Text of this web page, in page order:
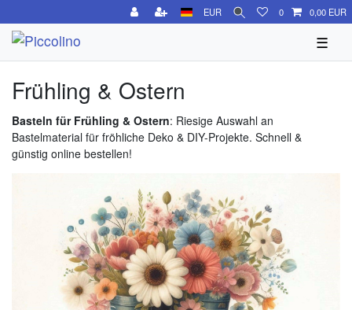
EUR 0 0,00 EUR
☰
Frühling & Ostern
Basteln für Frühling & Ostern: Riesige Auswahl an
Bastelmaterial für fröhliche Deko & DIY-Projekte. Schnell &
günstig online bestellen!